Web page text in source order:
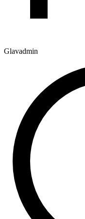
Glavadmin